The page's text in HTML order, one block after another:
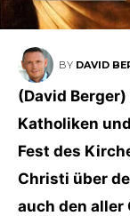
BY DAVID
(David
Katholiken
Fest des
Christi über
auch den aller